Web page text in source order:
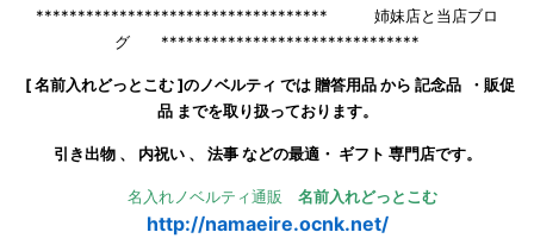
*********************************** 姉妹店と当店ブロ
グ *******************************
[ 名前入れどっとこむ ]のノベルティ では 贈答用品 から 記念品 ・販促
品 までを取り扱っております。
引き出物 、 内祝い 、 法事 などの最適・ ギフト 専門店です。
名入れノベルティ通販 名前入れどっとこむ
http://namaeire.ocnk.net/